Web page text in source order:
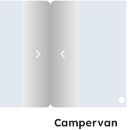
Campervan